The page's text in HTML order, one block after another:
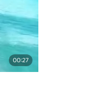
00:27